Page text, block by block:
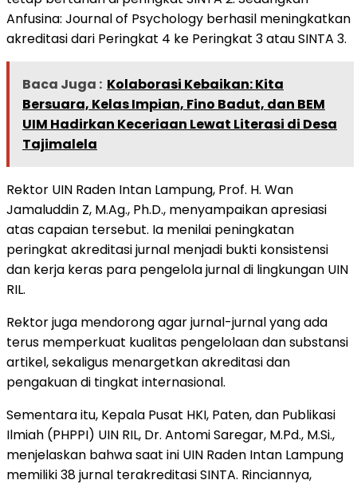
Anfusina: Journal of Psychology berhasil meningkatkan
akreditasi dari Peringkat 4 ke Peringkat 3 atau SINTA 3.
Baca Juga : Kolaborasi Kebaikan: Kita
Bersuara, Kelas Impian, Fino Badut, dan BEM
UIM Hadirkan Keceriaan Lewat Literasi di Desa
Tajimalela
Rektor UIN Raden Intan Lampung, Prof. H. Wan
Jamaluddin Z, M.Ag., Ph.D., menyampaikan apresiasi
atas capaian tersebut. Ia menilai peningkatan
peringkat akreditasi jurnal menjadi bukti konsistensi
dan kerja keras para pengelola jurnal di lingkungan UIN
RIL.
Rektor juga mendorong agar jurnal-jurnal yang ada
terus memperkuat kualitas pengelolaan dan substansi
artikel, sekaligus menargetkan akreditasi dan
pengakuan di tingkat internasional.
Sementara itu, Kepala Pusat HKI, Paten, dan Publikasi
Ilmiah (PHPPI) UIN RIL, Dr. Antomi Saregar, M.Pd., M.Si.,
menjelaskan bahwa saat ini UIN Raden Intan Lampung
memiliki 38 jurnal terakreditasi SINTA. Rinciannya,